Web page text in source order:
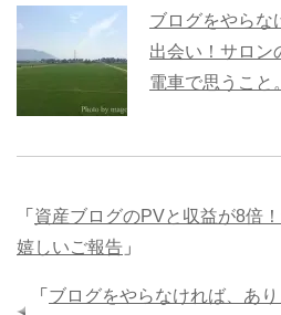
ブログをやらな
出会い！サロン
電車で思うこと。
「 資産ブログのPVと収益が8倍
嬉しいご報告 」
「 ブログをやらなければ、あ